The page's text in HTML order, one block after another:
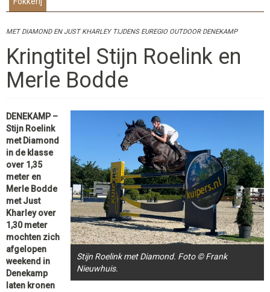
MET DIAMOND EN JUST KHARLEY TIJDENS EUREGIO OUTDOOR DENEKAMP
Kringtitel Stijn Roelink en
Merle Bodde
Stijn Roelink met Diamond. Foto © Frank
Nieuwhuis.
DENEKAMP –
Stijn Roelink
met Diamond
in de klasse
over 1,35
meter en
Merle Bodde
met Just
Kharley over
1,30 meter
mochten zich
afgelopen
weekend in
Denekamp
laten kronen